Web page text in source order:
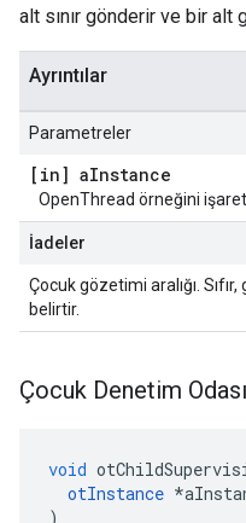
alt sınır gönderir ve bir alt
Ayrıntılar
Parametreler
[in] aInstance
OpenThread örneğini
İadeler
Çocuk gözetimi aralığı. Sıfır,
belirtir.
Çocuk Denetim
void
otInstance *
)